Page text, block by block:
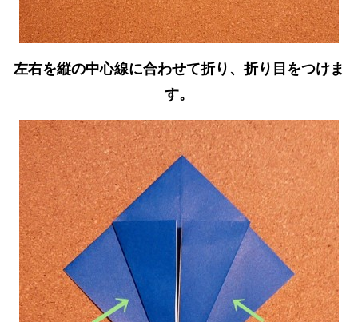
左右を縦の中心線に合わせて折り、折り目をつけま
す。